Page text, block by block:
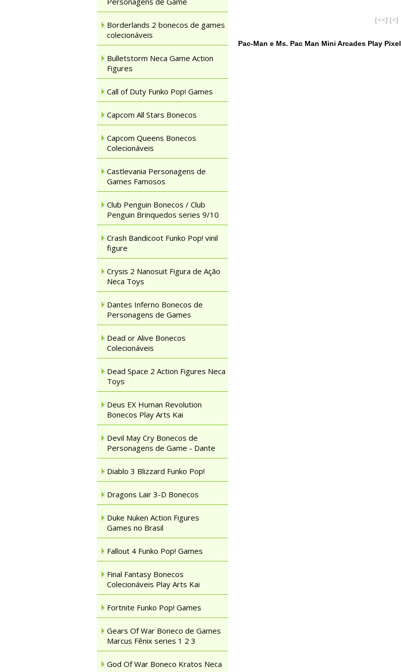
Borderlands 2 bonecos de games
colecionáveis
Bulletstorm Neca Game Action
Figures
Call of Duty Funko Pop! Games
Capcom All Stars Bonecos
Capcom Queens Bonecos
Colecionáveis
Castlevania Personagens de
Games Famosos
Club Penguin Bonecos / Club
Penguin Brinquedos series 9/10
Crash Bandicoot Funko Pop! vinil
figure
Crysis 2 Nanosuit Figura de Ação
Neca Toys
Dantes Inferno Bonecos de
Personagens de Games
Dead or Alive Bonecos
Colecionáveis
Dead Space 2 Action Figures Neca
Toys
Deus EX Human Revolution
Bonecos Play Arts Kai
Devil May Cry Bonecos de
Personagens de Game - Dante
Diablo 3 Blizzard Funko Pop!
Dragons Lair 3-D Bonecos
Duke Nuken Action Figures
Games no Brasil
Fallout 4 Funko Pop! Games
Final Fantasy Bonecos
Colecionáveis Play Arts Kai
Fortnite Funko Pop! Games
Gears Of War Boneco de Games
Marcus Fênix series 1 2 3
God Of War Boneco Kratos Neca
[<<] [<]
Pac-Man e Ms. Pac Man Mini Arcades Play Pixel